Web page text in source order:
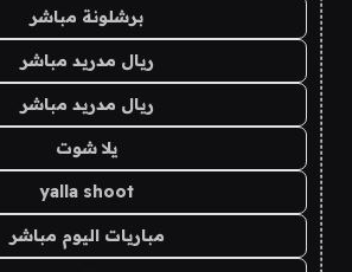
برشلونة مباشر
ريال مدريد مباشر
ريال مدريد مباشر
يلا شوت
yalla shoot
مباريات اليوم مباشر